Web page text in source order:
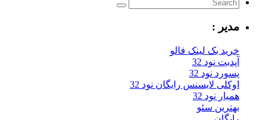
مدیر :
خرید بک لینک فالو
آپدیت نود 32
پسورد نود 32
اوکلی لایسنس رایگان نود 32
همیار نود 32
بهترین سئو